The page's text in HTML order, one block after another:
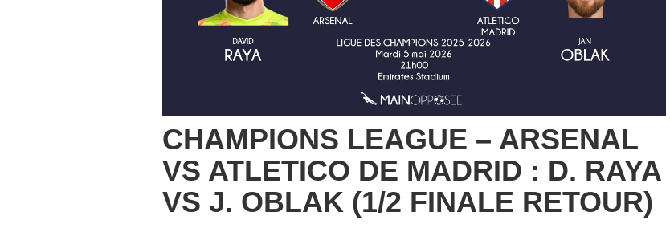
CHAMPIONS LEAGUE – ARSENAL
VS ATLETICO DE MADRID : D. RAYA
VS J. OBLAK (1/2 FINALE RETOUR)